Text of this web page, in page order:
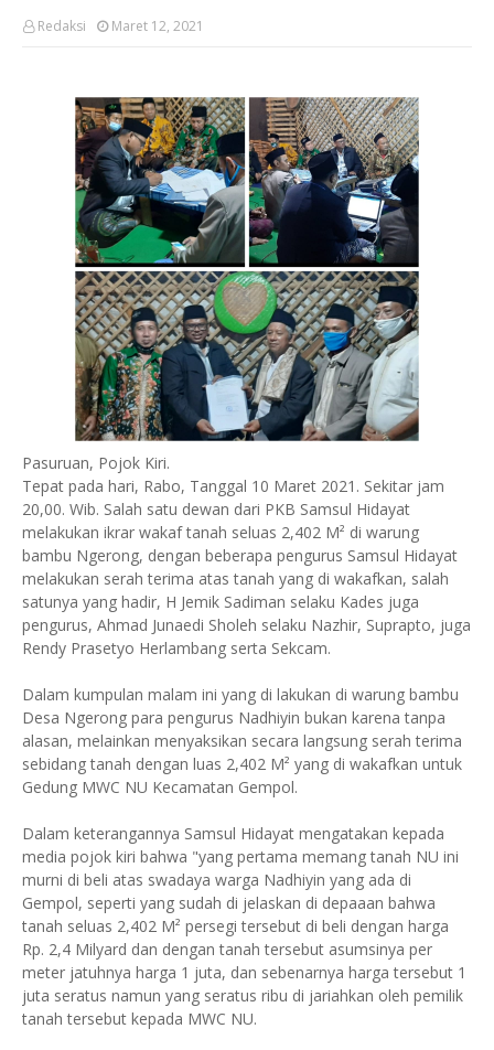
Redaksi Maret 12, 2021
Pasuruan, Pojok Kiri.
Tepat pada hari, Rabo, Tanggal 10 Maret 2021. Sekitar jam
20,00. Wib. Salah satu dewan dari PKB Samsul Hidayat
melakukan ikrar wakaf tanah seluas 2,402 M² di warung
bambu Ngerong, dengan beberapa pengurus Samsul Hidayat
melakukan serah terima atas tanah yang di wakafkan, salah
satunya yang hadir, H Jemik Sadiman selaku Kades juga
pengurus, Ahmad Junaedi Sholeh selaku Nazhir, Suprapto, juga
Rendy Prasetyo Herlambang serta Sekcam.
Dalam kumpulan malam ini yang di lakukan di warung bambu
Desa Ngerong para pengurus Nadhiyin bukan karena tanpa
alasan, melainkan menyaksikan secara langsung serah terima
sebidang tanah dengan luas 2,402 M² yang di wakafkan untuk
Gedung MWC NU Kecamatan Gempol.
Dalam keterangannya Samsul Hidayat mengatakan kepada
media pojok kiri bahwa "yang pertama memang tanah NU ini
murni di beli atas swadaya warga Nadhiyin yang ada di
Gempol, seperti yang sudah di jelaskan di depaaan bahwa
tanah seluas 2,402 M² persegi tersebut di beli dengan harga
Rp. 2,4 Milyard dan dengan tanah tersebut asumsinya per
meter jatuhnya harga 1 juta, dan sebenarnya harga tersebut 1
juta seratus namun yang seratus ribu di jariahkan oleh pemilik
tanah tersebut kepada MWC NU.